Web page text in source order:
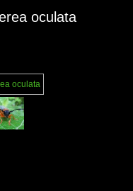
oculata